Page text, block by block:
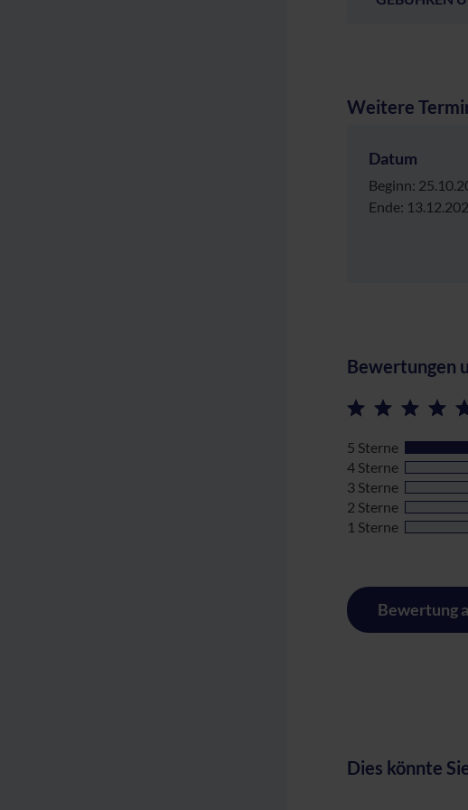
Weitere
Datum
Beginn:
Ende:
Bewertungen
5 Sterne
4 Sterne
3 Sterne
2 Sterne
1 Sterne
Bewertung
Dies könnte